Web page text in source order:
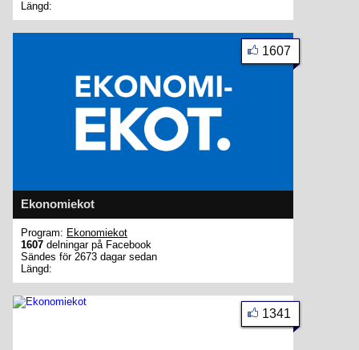
Längd:
Ekonomiekot
1607
Program: Ekonomiekot
1607 delningar på Facebook
Sändes för 2673 dagar sedan
Längd:
1341